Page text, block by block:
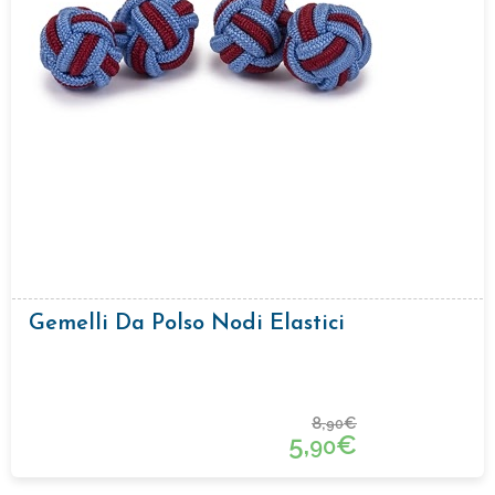
Gemelli Da Polso Nodi Elastici
8,90€
5,90€